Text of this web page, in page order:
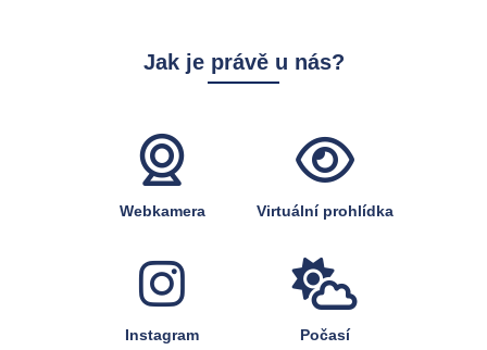
Jak je právě u nás?
Webkamera Virtuální prohlídka
Instagram Počasí